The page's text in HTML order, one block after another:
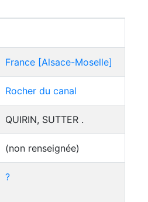
France [Alsace-Moselle]
Rocher du canal
QUIRIN, SUTTER .
(non renseignée)
?